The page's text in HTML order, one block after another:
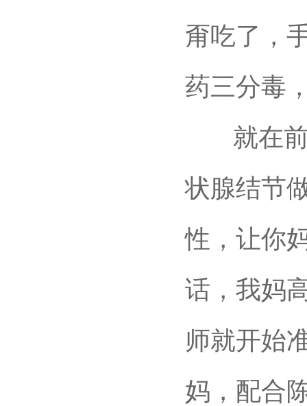
甭吃了，
药三分毒
就在前
状腺结节
性，让你
话，我妈
师就开始
妈，配合